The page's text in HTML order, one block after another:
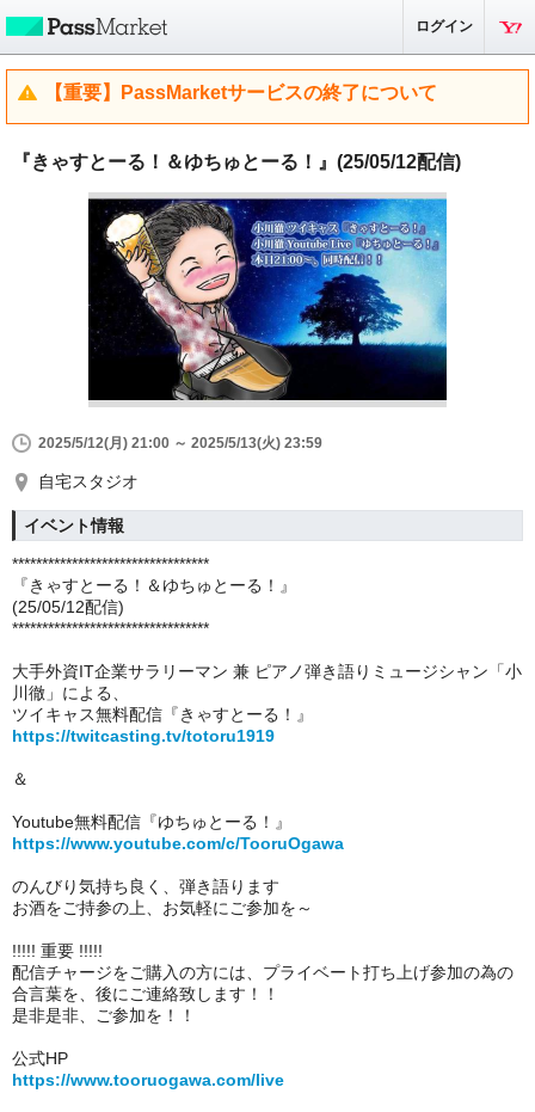
ログイン
【重要】PassMarketサービスの終了について
『きゃすとーる！＆ゆちゅとーる！』(25/05/12配信)
2025/5/12(月) 21:00 ～ 2025/5/13(火) 23:59
自宅スタジオ
イベント情報
*********************************
『きゃすとーる！＆ゆちゅとーる！』
(25/05/12配信)
*********************************
大手外資IT企業サラリーマン 兼 ピアノ弾き語りミュージシャン「小
川徹」による、
ツイキャス無料配信『きゃすとーる！』
https://twitcasting.tv/totoru1919
＆
Youtube無料配信『ゆちゅとーる！』
https://www.youtube.com/c/TooruOgawa
のんびり気持ち良く、弾き語ります
お酒をご持参の上、お気軽にご参加を～
!!!!! 重要 !!!!!
配信チャージをご購入の方には、プライベート打ち上げ参加の為の
合言葉を、後にご連絡致します！！
是非是非、ご参加を！！
公式HP
https://www.tooruogawa.com/live